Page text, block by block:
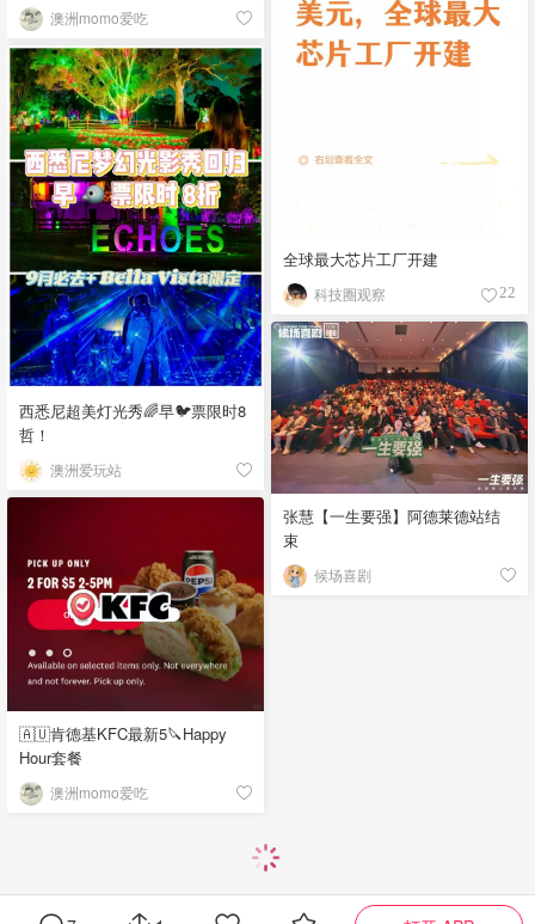
澳洲momo爱吃
全球最大芯片工厂开建
科技圈观察 22
西悉尼超美灯光秀🌈早🐦票限时8
哲！
澳洲爱玩站
张慧【一生要强】阿德莱德站结
束
候场喜剧
🇦🇺肯德基KFC最新5🔪Happy
Hour套餐
澳洲momo爱吃